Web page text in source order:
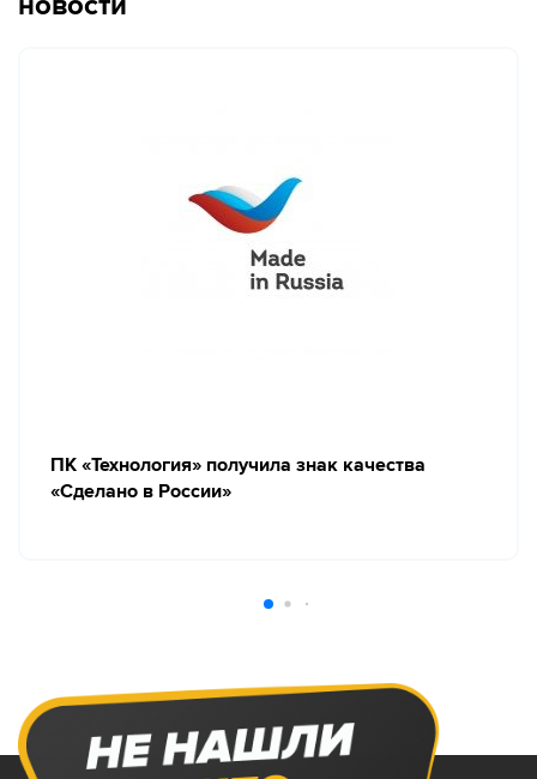
ПК «Технология» получила знак качества
«Сделано в России»